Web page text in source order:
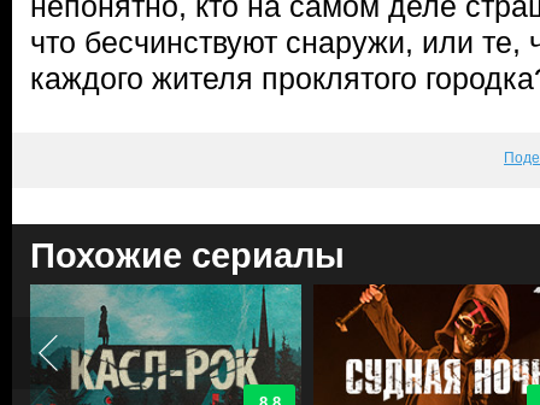
что бесчинствуют снаружи, или те,
каждого жителя проклятого
Похожие сериалы